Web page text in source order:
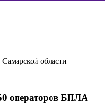
области
операторов БПЛА